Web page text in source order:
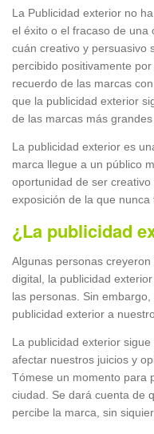
La Publicidad exterior no
el éxito o el fracaso de
cuán creativo y persuasivo
percibido positivamente
recuerdo de las marcas
que la publicidad exterior
de las marcas más
La publicidad exterior es
marca llegue a un público
oportunidad de ser
exposición de la que
¿La publicidad
Algunas personas
digital, la publicidad
las personas. Sin
publicidad exterior a
La publicidad exterior
afectar nuestros juicios y
Tómese un momento para
ciudad. Se dará cuenta de
percibe la marca, sin